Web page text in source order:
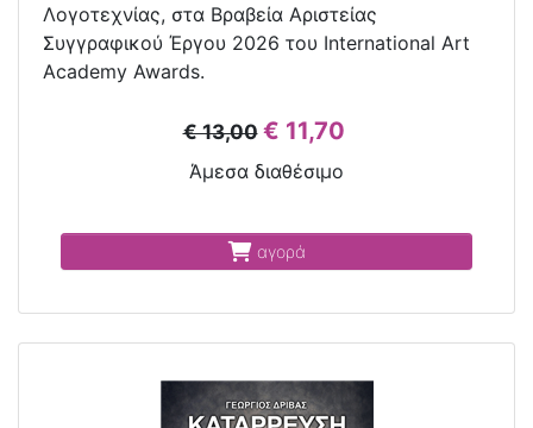
Λογοτεχνίας, στα Βραβεία Αριστείας
Συγγραφικού Έργου 2026 του International Art
Academy Awards.
€ 13,00 € 11,70
Άμεσα διαθέσιμο
αγορά